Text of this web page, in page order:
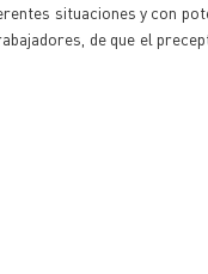
situaciones y con
de que el